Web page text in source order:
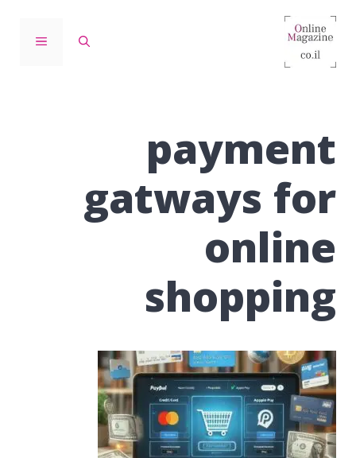
לדלג
לתוכן
תפריט
payment
gatways for
online
shopping